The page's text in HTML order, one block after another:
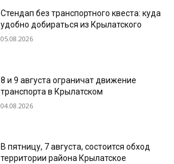
Стендап без транспортного квеста: куда
удобно добираться из Крылатского
05.08.2026
8 и 9 августа ограничат движение
транспорта в Крылатском
04.08.2026
В пятницу, 7 августа, состоится обход
территории района Крылатское